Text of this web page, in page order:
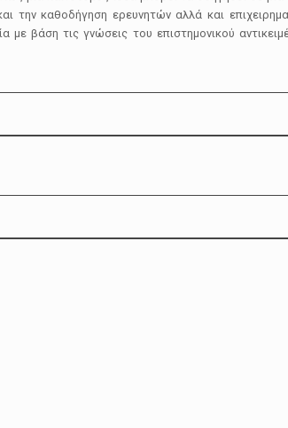
την καθοδήγηση ερευνητών αλλά και
με βάση τις γνώσεις του επιστημονικού